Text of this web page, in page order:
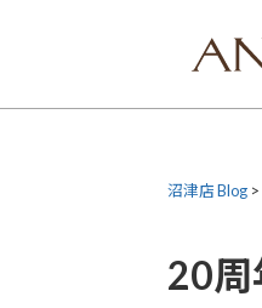
沼津店 Blog >
20周